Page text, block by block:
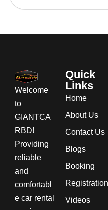
Welcome
to
GIANTCA
RBD!
Providing
reliable
and
comfortabl
e car rental
Quick
Links
Home
About Us
Contact Us
Blogs
Booking
Registration
Videos